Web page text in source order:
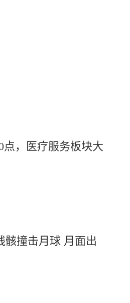
点，医疗服务板块大
骸撞击月球 月面出